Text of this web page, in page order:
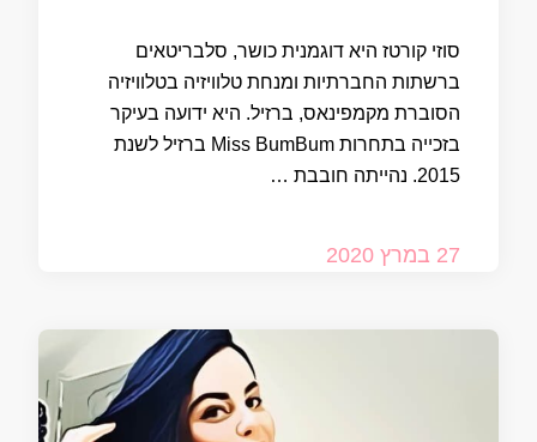
סוזי קורטז היא דוגמנית כושר, סלבריטאים
ברשתות החברתיות ומנחת טלוויזיה בטלוויזיה
הסוברת מקמפינאס, ברזיל. היא ידועה בעיקר
בזכייה בתחרות Miss BumBum ברזיל לשנת
2015. נהייתה חובבת …
27 במרץ 2020